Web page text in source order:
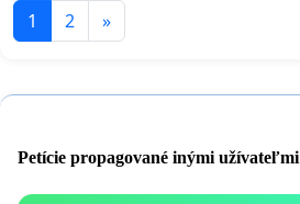
1 2 »
Petície propagované inými užívateľmi